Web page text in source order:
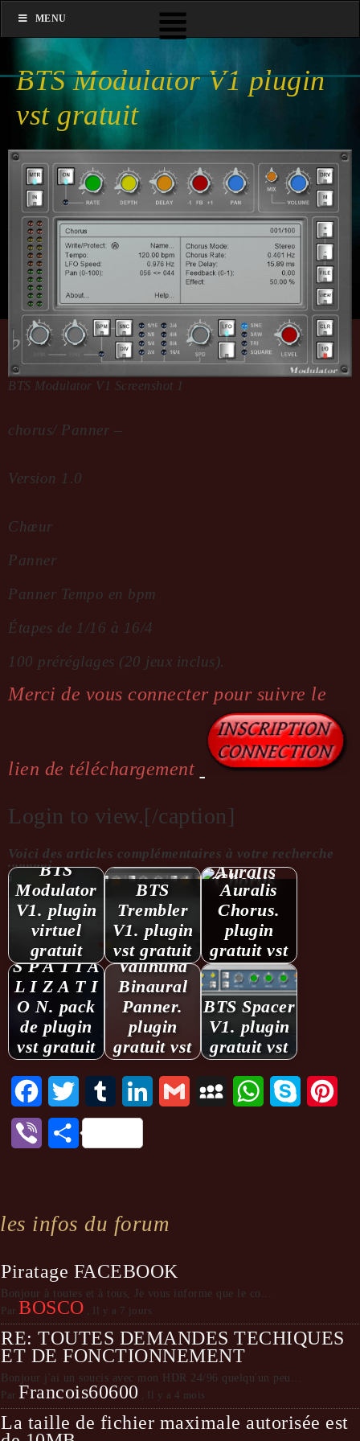
BTS Modulator V1 plugin
vst gratuit
BTS Modulator V1 Screenshot 1
chorus/ Panner –
Version 1.0
Chœur
Panner
Panner Tempo en bpm
Étapes de 1/16 à 16/4
100 préréglages (20 jeux inclus).
Merci de vous connecter pour suivre le
lien de téléchargement
Login to view.[/caption]
Voici des articles complémentaires à votre recherche
...........:BTS
Modulator
V1. plugin
virtuel
gratuit
BTS
Trembler
V1. plugin
vst gratuit
Auralis
Chorus.
plugin
gratuit vst
S P A T I A
L I Z A T I
O N. pack
de plugin
vst gratuit
Vallhund
Binaural
Panner.
plugin
gratuit vst
BTS Spacer
V1. plugin
gratuit vst
FacebookTwitter Tumblr LinkedInGmail MySpaceWhatsAppSkype
Viber Partager
les infos du forum
Piratage FACEBOOK
Bonjour à toutes et à tous, Je vous informe que le co...
Par BOSCO Il y a 7 jours
RE: TOUTES DEMANDES TECHIQUES
ET DE FONCTIONNEMENT
Bonjour j'ai un soucis avec mon HDR 24/96 quelqu'un peu...
Par Francois60600 Il y a 4 mois
La taille de fichier maximale autorisée est
MENU